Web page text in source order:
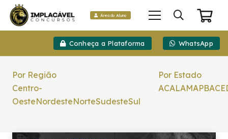
Área do Aluno
Conheça a Plataforma WhatsApp
Por Região
Centro-
OesteNordesteNorteSudesteSul
Por Estado
ACALAMAPBACE